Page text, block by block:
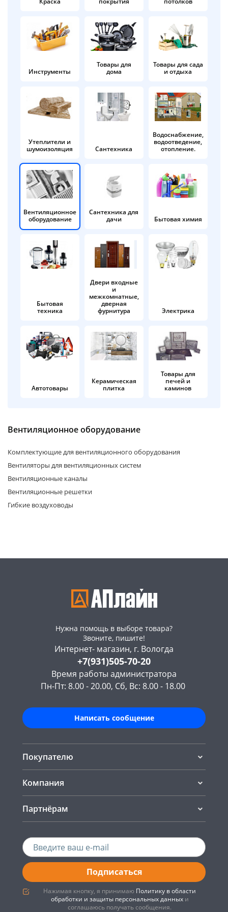
Инструменты
Товары для
дома
Товары для сада
и отдыха
Утеплители и
шумоизоляция
Сантехника
Водоснабжение,
водоотведение,
отопление.
Вентиляционное
оборудование
Сантехника для
дачи
Бытовая химия
Бытовая
техника
Двери входные
и
межкомнатные,
дверная
фурнитура
Электрика
Автотовары
Керамическая
плитка
Товары для
печей и
каминов
Вентиляционное оборудование
Комплектующие для вентиляционного оборудования
Вентиляторы для вентиляционных систем
Вентиляционные каналы
Вентиляционные решетки
Гибкие воздуховоды
Нужна помощь в выборе товара?
Звоните, пишите!
Интернет- магазин, г. Вологда
+7(931)505-70-20
Время работы администратора
Пн-Пт: 8.00 - 20.00, Сб, Вс: 8.00 - 18.00
Написать сообщение
Покупателю
Компания
Партнёрам
Подписаться
Нажимая кнопку, я принимаю Политику в области
обработки и защиты персональных данныхи
соглашаюсь получать сообщения.
в корзину
Оплачивайте сегодня только
25% картой любого банка
Получайте товар
выбранный способом
Оставшиеся
% будут
списываться
по25%каждые 2 недели
Подробнее
об оплате Плайтом
раз в 2
недели
Остались вопросы?
8 800 302-02-51
plait.ru